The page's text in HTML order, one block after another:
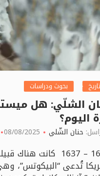
بحوث ودراسات
الشلّي: هل
اليوم؟
حنان الشّلي 08/08/2025
1636 – 1637 كانت
تُدعى “البيكوتس”،